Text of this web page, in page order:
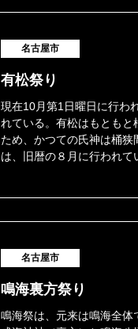
名古屋市
有松祭り
現在10月第1日曜日に行わ
れている。有松はもとも
ため、かつての氏神は桶
は、旧暦の８月に行われて
名古屋市
鳴海裏方祭り
鳴海祭は、元来は鳴海全